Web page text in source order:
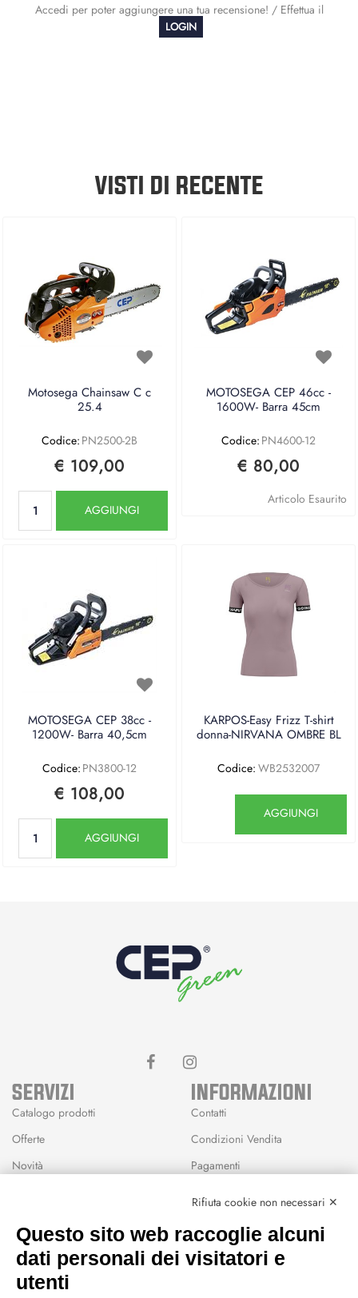
Accedi per poter aggiungere una tua recensione! / Effettua il
LOGIN
VISTI DI RECENTE
Motosega Chainsaw C c
25.4
Codice: PN2500-2B
€ 109,00
AGGIUNGI
MOTOSEGA CEP 46cc -
1600W- Barra 45cm
Codice: PN4600-12
€ 80,00
Articolo Esaurito
MOTOSEGA CEP 38cc -
1200W- Barra 40,5cm
Codice: PN3800-12
€ 108,00
AGGIUNGI
KARPOS-Easy Frizz T-shirt
donna-NIRVANA OMBRE BL
Codice: WB2532007
AGGIUNGI
SERVIZI
Catalogo prodotti
Offerte
Novità
Wishlist
INFORMAZIONI
Contatti
Condizioni Vendita
Pagamenti
CEP GREEN
Rifiuta cookie non necessari ✕
Questo sito web raccoglie alcuni
dati personali dei visitatori e
utenti